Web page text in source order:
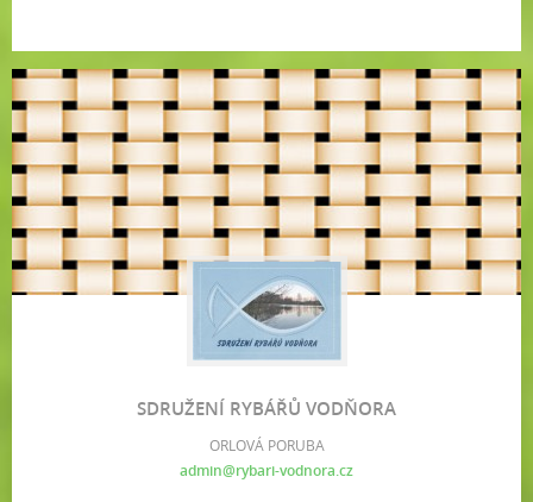
SDRUŽENÍ RYBÁŘŮ VODŇORA
ORLOVÁ PORUBA
admin@rybari-vodnora.cz